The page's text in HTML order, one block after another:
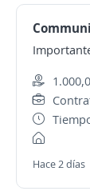
Hace 2 días